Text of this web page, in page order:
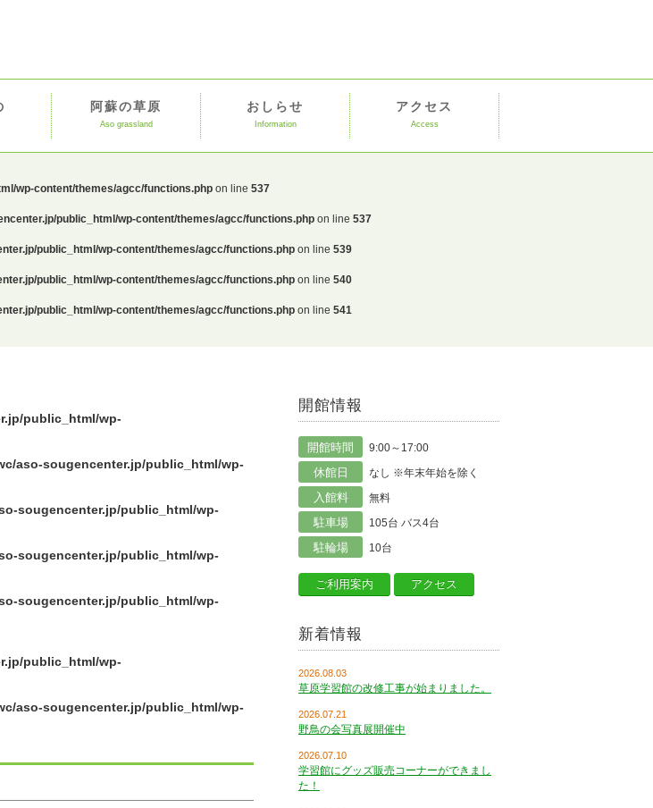
阿蘇の草原
Aso grassland
おしらせ
Information
アクセス
Access
wp-content/themes/agcc/functions.php on line 537
public_html/wp-content/themes/agcc/functions.php on line 537
public_html/wp-content/themes/agcc/functions.php on line 539
public_html/wp-content/themes/agcc/functions.php on line 540
public_html/wp-content/themes/agcc/functions.php on line 541
public_html/wp-
aso-sougencenter.jp/public_html/wp-
sougencenter.jp/public_html/wp-
sougencenter.jp/public_html/wp-
sougencenter.jp/public_html/wp-
public_html/wp-
aso-sougencenter.jp/public_html/wp-
開館情報
開館時間 9:00～17:00
休館日 なし ※年末年始を除く
入館料 無料
駐車場 105台 バス4台
駐輪場 10台
ご利用案内 アクセス
新着情報
2026.08.03
草原学習館の改修工事が始まりました。
2026.07.21
野鳥の会写真展開催中
2026.07.10
学習館にグッズ販売コーナーができまし
た！